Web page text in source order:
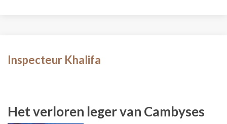
Inspecteur Khalifa
Het verloren leger van Cambyses